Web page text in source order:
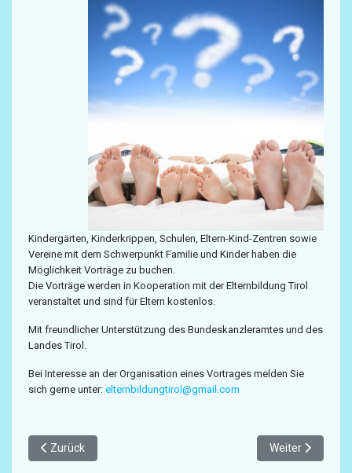
Kindergärten, Kinderkrippen, Schulen, Eltern-Kind-Zentren sowie
Vereine mit dem Schwerpunkt Familie und Kinder haben die
Möglichkeit Vorträge zu buchen.
Die Vorträge werden in Kooperation mit der Elternbildung Tirol
veranstaltet und sind für Eltern kostenlos.
Mit freundlicher Unterstützung des Bundeskanzleramtes und des
Landes Tirol.
Bei Interesse an der Organisation eines Vortrages melden Sie
sich gerne unter: elternbildungtirol@gmail.com
Vorheriger Beitrag: Vereinsgründer Dr. Hans Czermak
Zurück Nächster Beitrag:
Weiter